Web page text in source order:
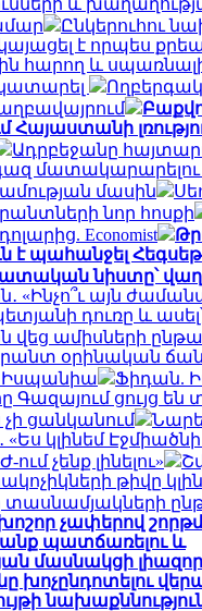
Ընկերուհու
է որպես
հարող և
Հայաստանի
Ադրբեջանը
մատակարարելու
մասին
նոր հոսքի
Economist
է պահանջել
նիստը՝
«Ինչո՞ւ այն
դուռը և ասել՝
վեց ամիսների
օրինական
Իսպանիա
Ֆիդան.
Գազայում ցույց են
ցանկանում
կլինեմ
չենք լինելու»
թիվը
չափերով
պատճառելու և
մասնակցի
խոչընդոտելու